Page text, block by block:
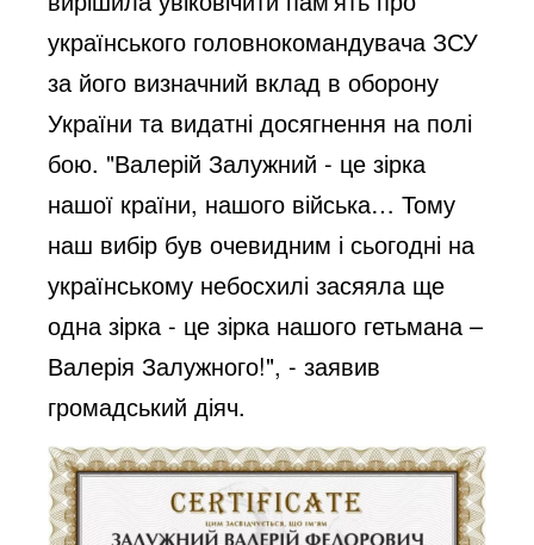
українського головнокомандувача ЗСУ
за його визначний вклад в оборону
України та видатні досягнення на полі
бою. "Валерій Залужний - це зірка
нашої країни, нашого війська… Тому
наш вибір був очевидним і сьогодні на
українському небосхилі засяяла ще
одна зірка - це зірка нашого гетьмана –
Валерія Залужного!", - заявив
громадський діяч.